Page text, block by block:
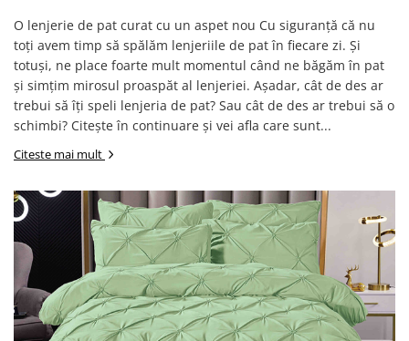
O lenjerie de pat curat cu un aspet nou Cu siguranță că nu
toți avem timp să spălăm lenjeriile de pat în fiecare zi. Și
totuși, ne place foarte mult momentul când ne băgăm în pat
și simțim mirosul proaspăt al lenjeriei. Așadar, cât de des ar
trebui să îți speli lenjeria de pat? Sau cât de des ar trebui să o
schimbi? Citește în continuare și vei afla care sunt...
Citeste mai mult